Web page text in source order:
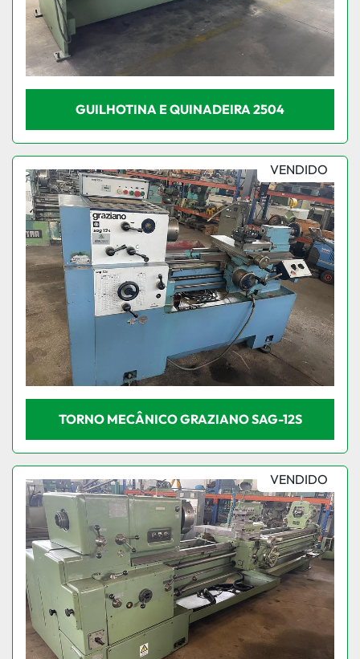
GUILHOTINA E QUINADEIRA 2504
VENDIDO
TORNO MECÂNICO GRAZIANO SAG-12S
VENDIDO